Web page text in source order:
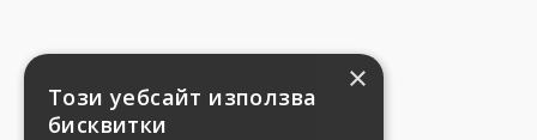
×
Този уебсайт използва
бисквитки